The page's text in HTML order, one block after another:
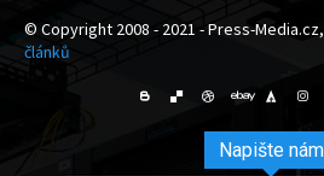
© Copyright 2008 - 2021 - Press-
článků
Napište nám